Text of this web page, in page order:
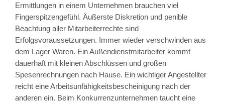
Ermittlungen in einem Unternehmen brauchen viel
Fingerspitzengefühl. Äußerste Diskretion und penible
Beachtung aller Mitarbeiterrechte sind
Erfolgsvoraussetzungen. Immer wieder verschwinden aus
dem Lager Waren. Ein Außendienstmitarbeiter kommt
dauerhaft mit kleinen Abschlüssen und großen
Spesenrechnungen nach Hause. Ein wichtiger Angestellter
reicht eine Arbeitsunfähigkeitsbescheinigung nach der
anderen ein. Beim Konkurrenzunternehmen taucht eine